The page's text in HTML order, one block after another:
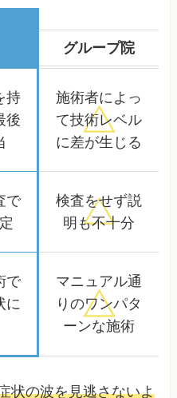
グループ院
持
後
施術者によっ
て技術レベル
に差が生じる
で
検査をせず説
明も不十分
で
に
マニュアル通
りのワンパタ
ーンな施術
状の波を見逃さないよ